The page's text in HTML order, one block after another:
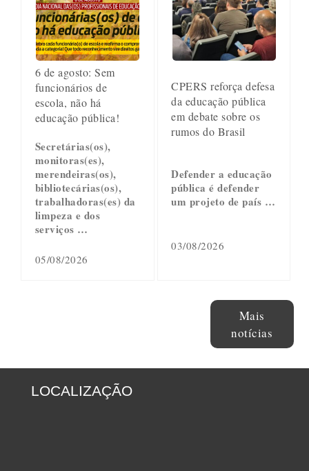
6 de agosto: Sem
funcionários de
escola, não há
educação pública!
Secretárias(os),
monitoras(es),
merendeiras(os),
bibliotecárias(os),
trabalhadoras(es) da
limpeza e dos
serviços …
05/08/2026
CPERS reforça defesa
da educação pública
em debate sobre os
rumos do Brasil
Defender a educação
pública é defender
um projeto de país …
03/08/2026
Mais
notícias
LOCALIZAÇÃO